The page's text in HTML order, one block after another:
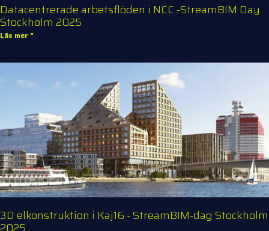
Datacentrerade arbetsflöden i NCC -StreamBIM Day
Stockholm 2025
Läs mer "
3D elkonstruktion i Kaj16 - StreamBIM-dag Stockholm